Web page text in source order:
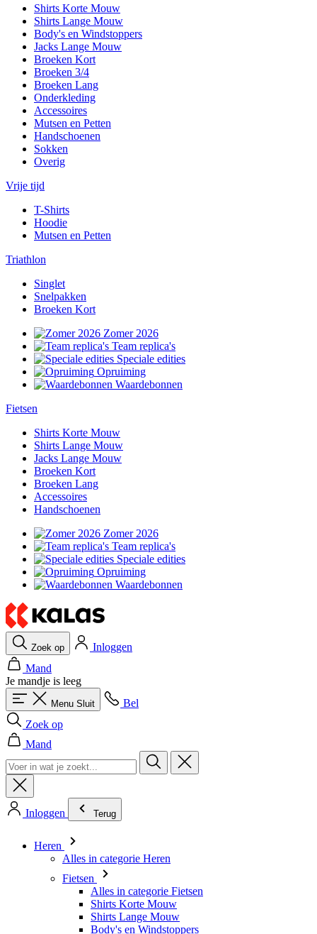
Shirts Korte Mouw
Shirts Lange Mouw
Body's en Windstoppers
Jacks Lange Mouw
Broeken Kort
Broeken 3/4
Broeken Lang
Onderkleding
Accessoires
Mutsen en Petten
Handschoenen
Sokken
Overig
Vrije tijd
T-Shirts
Hoodie
Mutsen en Petten
Triathlon
Singlet
Snelpakken
Broeken Kort
Zomer 2026
Team replica's
Speciale edities
Opruiming
Waardebonnen
Fietsen
Shirts Korte Mouw
Shirts Lange Mouw
Jacks Lange Mouw
Broeken Kort
Broeken Lang
Accessoires
Handschoenen
Zomer 2026
Team replica's
Speciale edities
Opruiming
Waardebonnen
Zoek op
Inloggen
Mand
Je mandje is leeg
Menu Sluit
Bel
Zoek op
Mand
Inloggen Terug
Heren
Alles in categorie Heren
Fietsen
Alles in categorie Fietsen
Shirts Korte Mouw
Shirts Lange Mouw
Body's en Windstoppers